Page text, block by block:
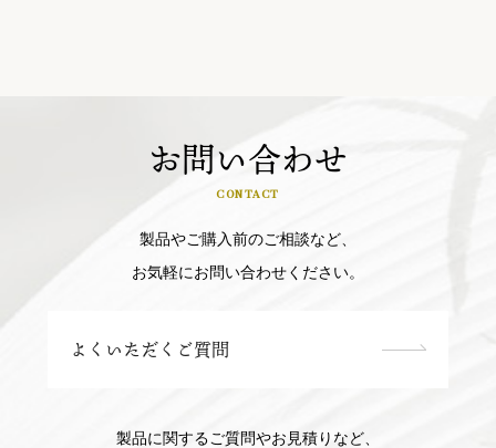
お問い合わせ
CONTACT
製品やご購入前のご相談など、
お気軽にお問い合わせください。
よくいただくご質問
製品に関するご質問やお見積りなど、